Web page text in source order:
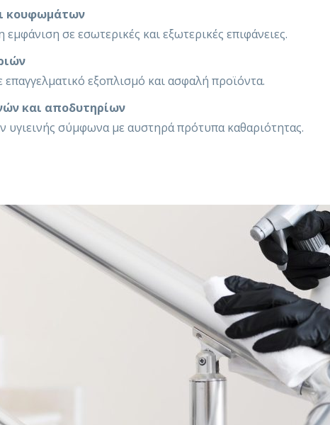
κουφωμάτων
σε εσωτερικές και εξωτερικές επιφάνειες.
εξοπλισμό και ασφαλή προϊόντα.
και αποδυτηρίων
σύμφωνα με αυστηρά πρότυπα καθαριότητας.